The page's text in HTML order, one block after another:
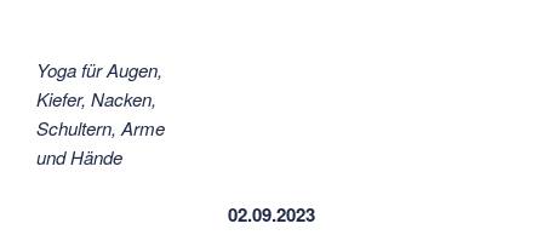
Yoga für Augen,
Kiefer, Nacken,
Schultern, Arme
und Hände
02.09.2023